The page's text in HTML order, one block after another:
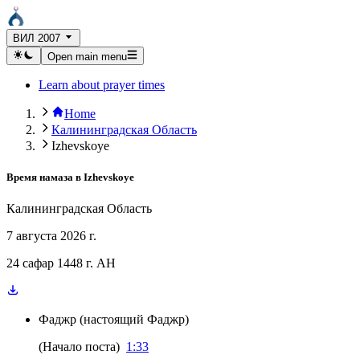
ВИЛ 2007
Open main menu
Learn about prayer times
Home
Калининградская Область
Izhevskoye
Время намаза в Izhevskoye
Калининградская Область
7 августа 2026 г.
24 сафар 1448 г. AH
Фаджр (настоящий Фаджр)
(Начало поста) 1:33